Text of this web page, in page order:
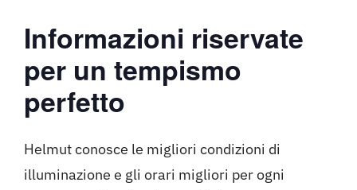
Informazioni riservate
per un tempismo
perfetto
Helmut conosce le migliori condizioni di
illuminazione e gli orari migliori per ogni